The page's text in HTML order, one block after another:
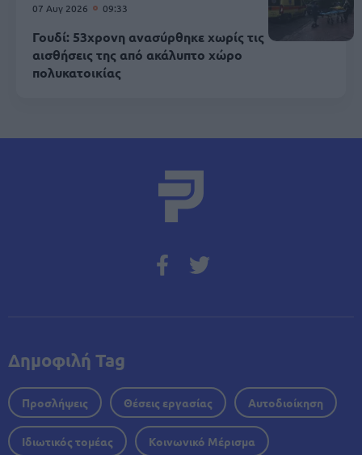
07 Αυγ 2026 09:33
Γουδί: 53χρονη ανασύρθηκε χωρίς τις
αισθήσεις της από ακάλυπτο χώρο
πολυκατοικίας
Δημοφιλή Tag
Προσλήψεις Θέσεις εργασίας Αυτοδιοίκηση
Ιδιωτικός τομέας Κοινωνικό Μέρισμα